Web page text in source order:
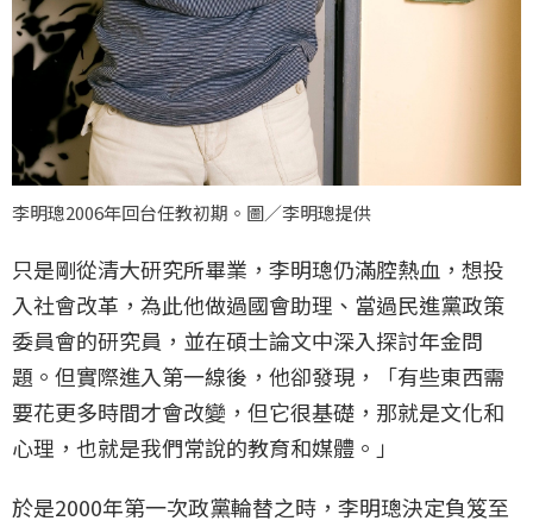
李明璁2006年回台任教初期。圖／李明璁提供
只是剛從清大研究所畢業，李明璁仍滿腔熱血，想投
入社會改革，為此他做過國會助理、當過民進黨政策
委員會的研究員，並在碩士論文中深入探討年金問
題。但實際進入第一線後，他卻發現，「有些東西需
要花更多時間才會改變，但它很基礎，那就是文化和
心理，也就是我們常說的教育和媒體。」
於是2000年第一次政黨輪替之時，李明璁決定負笈至